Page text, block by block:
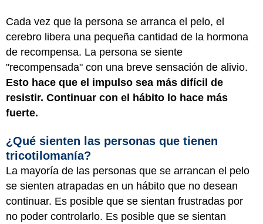
Cada vez que la persona se arranca el pelo, el
cerebro libera una pequeña cantidad de la hormona
de recompensa. La persona se siente
"recompensada" con una breve sensación de alivio.
Esto hace que el impulso sea más difícil de
resistir. Continuar con el hábito lo hace más
fuerte.
¿Qué sienten las personas que tienen
tricotilomanía?
La mayoría de las personas que se arrancan el pelo
se sienten atrapadas en un hábito que no desean
continuar. Es posible que se sientan frustradas por
no poder controlarlo. Es posible que se sientan